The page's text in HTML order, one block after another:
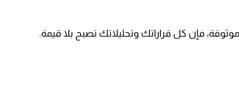
فإن كل قراراتك وتحليلاتك تصبح بلا قيمة.